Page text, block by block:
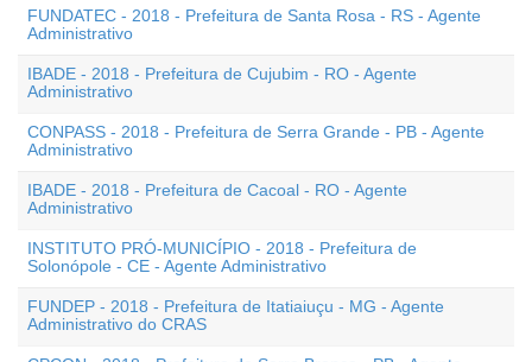
FUNDATEC - 2018 - Prefeitura de Santa Rosa - RS - Agente
Administrativo
IBADE - 2018 - Prefeitura de Cujubim - RO - Agente
Administrativo
CONPASS - 2018 - Prefeitura de Serra Grande - PB - Agente
Administrativo
IBADE - 2018 - Prefeitura de Cacoal - RO - Agente
Administrativo
INSTITUTO PRÓ-MUNICÍPIO - 2018 - Prefeitura de
Solonópole - CE - Agente Administrativo
FUNDEP - 2018 - Prefeitura de Itatiaiuçu - MG - Agente
Administrativo do CRAS